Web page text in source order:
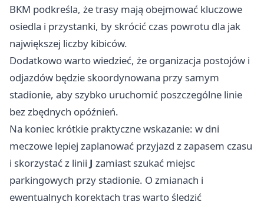
BKM podkreśla, że trasy mają obejmować kluczowe
osiedla i przystanki, by skrócić czas powrotu dla jak
największej liczby kibiców.
Dodatkowo warto wiedzieć, że organizacja postojów i
odjazdów będzie skoordynowana przy samym
stadionie, aby szybko uruchomić poszczególne linie
bez zbędnych opóźnień.
Na koniec krótkie praktyczne wskazanie: w dni
meczowe lepiej zaplanować przyjazd z zapasem czasu
i skorzystać z linii J zamiast szukać miejsc
parkingowych przy stadionie. O zmianach i
ewentualnych korektach tras warto śledzić